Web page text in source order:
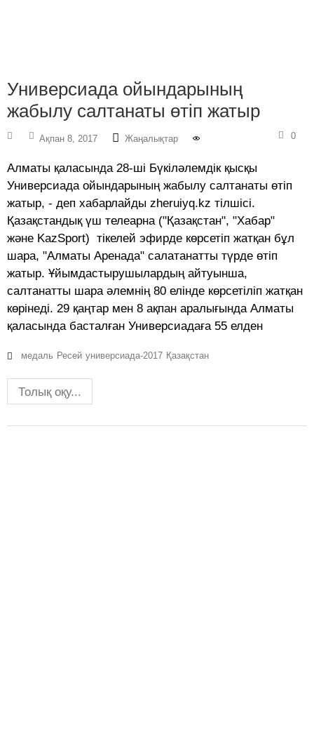
Универсиада ойындарының
жабылу салтанаты өтіп жатыр
Ақпан 8, 2017 Жаңалықтар 0
Алматы қаласында 28-ші Бүкіләлемдік қысқы
Универсиада ойындарының жабылу салтанаты өтіп
жатыр, - деп хабарлайды zheruiyq.kz тілшісі.
Қазақстандық үш телеарна ("Қазақстан", "Хабар"
және KazSport) тікелей эфирде көрсетіп жатқан бұл
шара, "Алматы Аренада" салатанатты түрде өтіп
жатыр. Ұйымдастырушылардың айтуынша,
салтанатты шара әлемнің 80 елінде көрсетіліп жатқан
көрінеді. 29 қаңтар мен 8 ақпан аралығында Алматы
қаласында басталған Универсиадаға 55 елден
медаль Ресей универсиада-2017 Қазақстан
Толық оқу...